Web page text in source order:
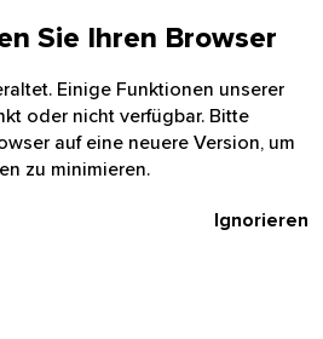
Sie Ihren Browser
Einige Funktionen unserer
oder nicht verfügbar. Bitte
auf eine neuere Version, um
zu minimieren.
Ignorieren